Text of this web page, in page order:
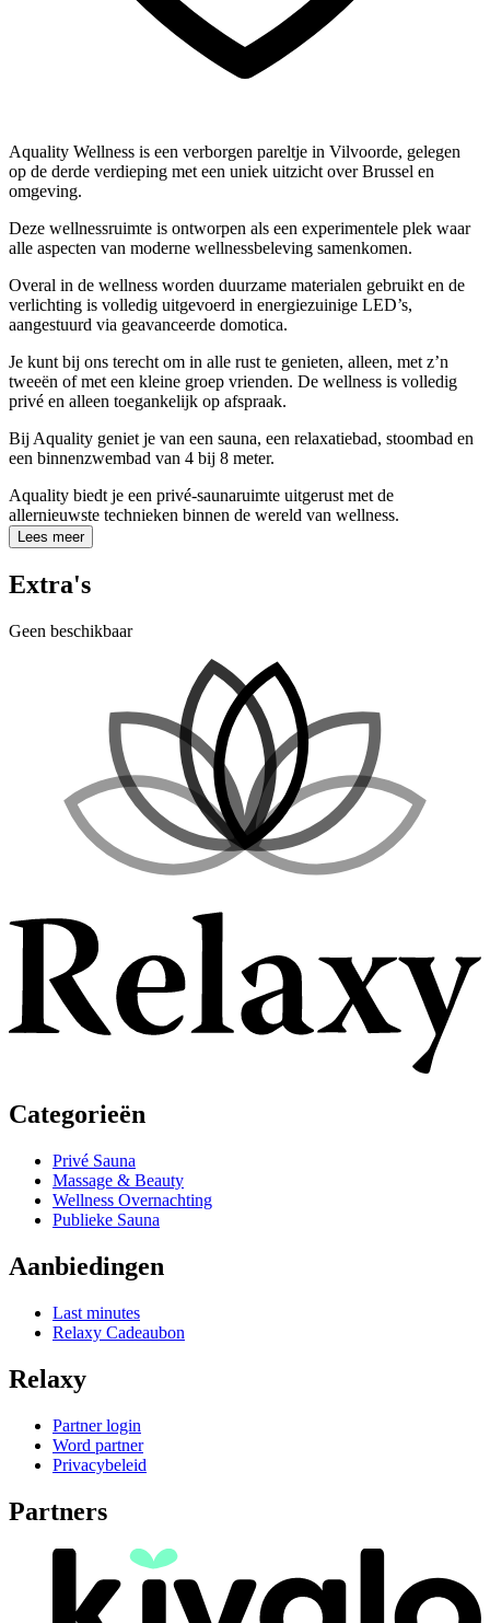
Aquality Wellness is een verborgen pareltje in Vilvoorde, gelegen
op de derde verdieping met een uniek uitzicht over Brussel en
omgeving.
Deze wellnessruimte is ontworpen als een experimentele plek waar
alle aspecten van moderne wellnessbeleving samenkomen.
Overal in de wellness worden duurzame materialen gebruikt en de
verlichting is volledig uitgevoerd in energiezuinige LED’s,
aangestuurd via geavanceerde domotica.
Je kunt bij ons terecht om in alle rust te genieten, alleen, met z’n
tweeën of met een kleine groep vrienden. De wellness is volledig
privé en alleen toegankelijk op afspraak.
Bij Aquality geniet je van een sauna, een relaxatiebad, stoombad en
een binnenzwembad van 4 bij 8 meter.
Aquality biedt je een privé-saunaruimte uitgerust met de
allernieuwste technieken binnen de wereld van wellness.
Lees meer
Extra's
Geen beschikbaar
Categorieën
Privé Sauna
Massage & Beauty
Wellness Overnachting
Publieke Sauna
Aanbiedingen
Last minutes
Relaxy Cadeaubon
Relaxy
Partner login
Word partner
Privacybeleid
Partners